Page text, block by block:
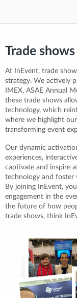
Trade shows
At InEvent, trade
strategy. We actively
IMEX, ASAE Annual
these trade shows
technology, which
where we highlight
transforming event
Our dynamic
experiences,
captivate and inspire
technology and foster
By joining InEvent,
engagement in the
the future of how
trade shows, think